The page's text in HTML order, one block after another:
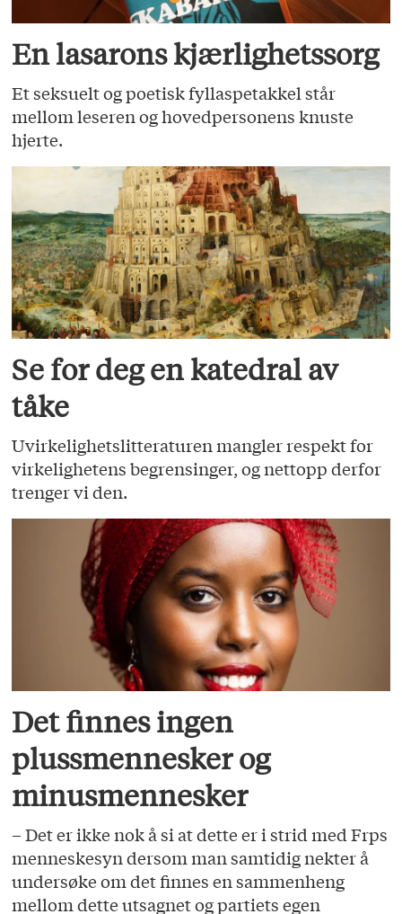
En lasarons kjærlighetssorg
Et seksuelt og poetisk fyllaspetakkel står
mellom leseren og hovedpersonens knuste
hjerte.
Se for deg en katedral av
tåke
Uvirkelighetslitteraturen mangler respekt for
virkelighetens begrensinger, og nettopp derfor
trenger vi den.
Det finnes ingen
plussmennesker og
minusmennesker
– Det er ikke nok å si at dette er i strid med Frps
menneskesyn dersom man samtidig nekter å
undersøke om det finnes en sammenheng
mellom dette utsagnet og partiets egen